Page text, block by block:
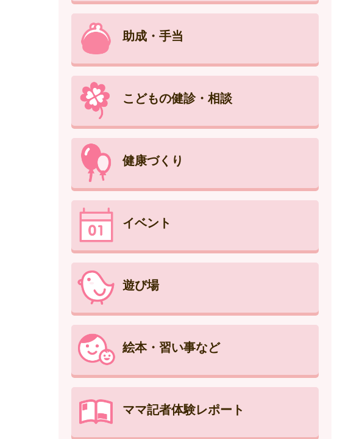
助成・手当
こどもの健診・相談
健康づくり
イベント
遊び場
絵本・習い事など
ママ記者体験レポート